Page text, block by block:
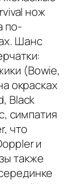
нож
по-
Шанс
(Bowie,
окрасках
Black
симпатия
что
и
также